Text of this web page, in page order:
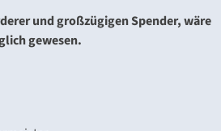
und großzügigen Spender, wäre
gewesen.